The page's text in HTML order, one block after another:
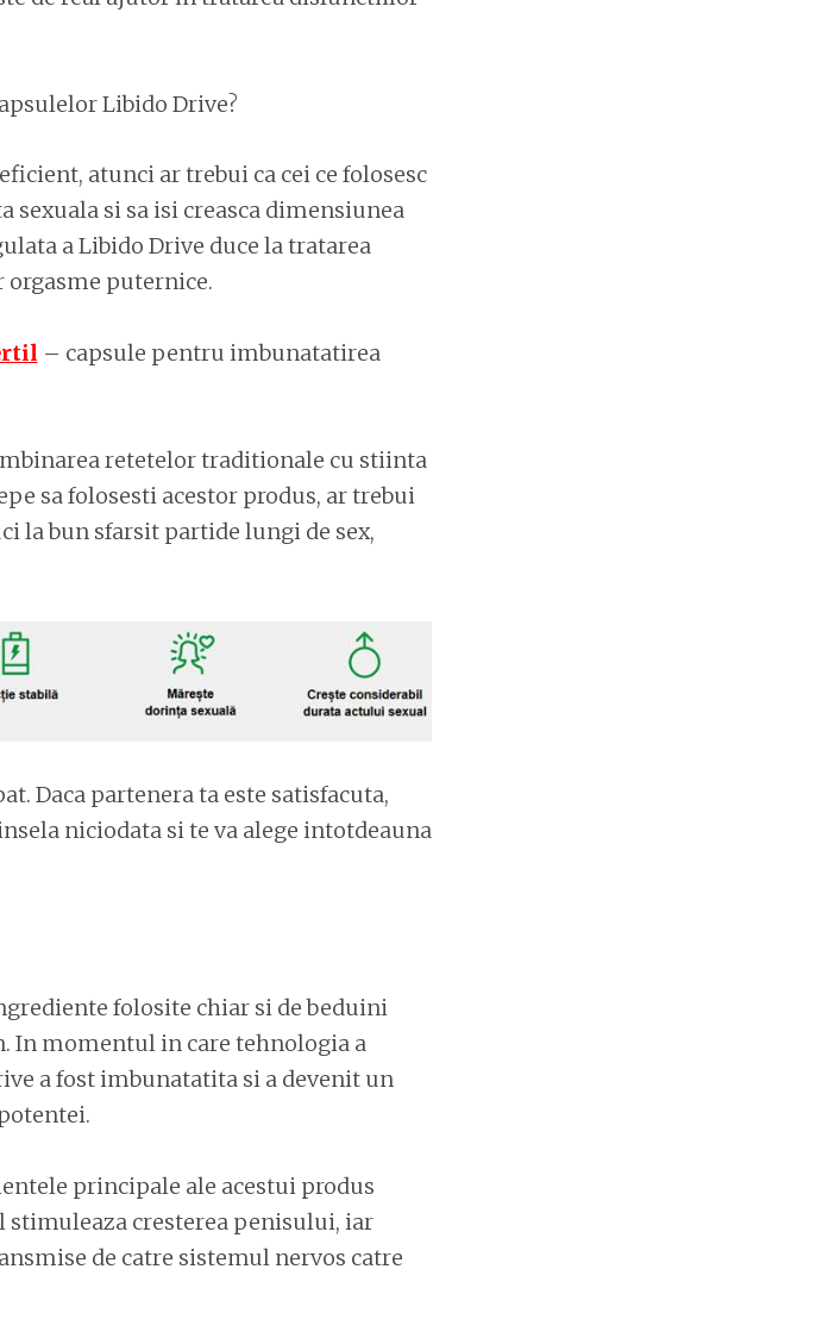
Libido Drive?
atunci ar trebui ca cei ce folosesc
sexuala si sa isi creasca dimensiunea
a Libido Drive duce la tratarea
puternice.
– capsule pentru imbunatatirea
retetelor traditionale cu stiinta
sa folosesti acestor produs, ar trebui
la bun sfarsit partide lungi de sex,
Daca partenera ta este satisfacuta,
niciodata si te va alege intotdeauna
folosite chiar si de beduini
In momentul in care tehnologia a
a fost imbunatatita si a devenit un
principale ale acestui produs
stimuleaza cresterea penisului, iar
de catre sistemul nervos catre